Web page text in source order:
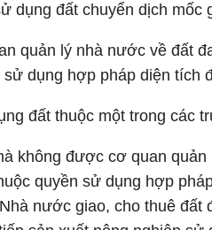
dụng đất chuyển dịch
quản lý nhà nước về đất
dụng hợp pháp diện tích
đất thuộc một trong các
không được cơ quan
quyền sử dụng hợp
nước giao, cho thuê